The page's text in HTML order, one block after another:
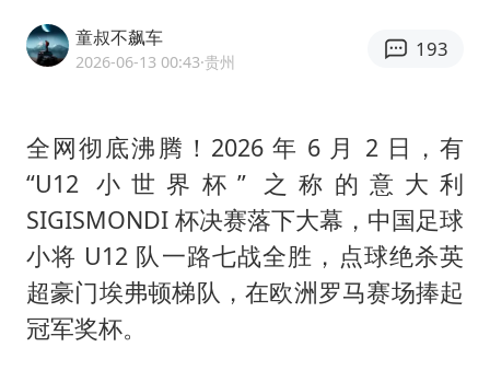
“China Cool”成海外热词
巡查组提问 工作人员偷用手机查答案
看守所辅警收受10万获刑1年
国家气候中心：8月将有4轮高温过程，部分地区可达40℃～45℃
曝韩足协曾为外籍裁判安排性招待
深圳地面沉降致车辆损坏系谣言
童叔不飙车
2026-06-13 00:43·贵州
193
全网彻底沸腾！2026 年 6 月 2 日，有
“U12 小世界杯” 之称的意大利
SIGISMONDI 杯决赛落下大幕，中国足球
小将 U12 队一路七战全胜，点球绝杀英
超豪门埃弗顿梯队，在欧洲罗马赛场捧起
冠军奖杯。